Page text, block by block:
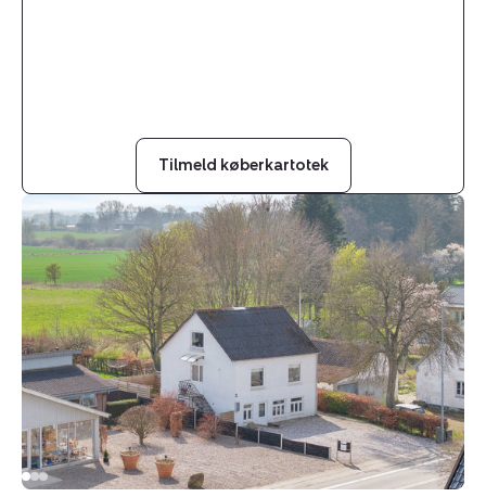
Tilmeld køberkartotek
Villa:
Østergade
11,
Særslev,
5471
Søndersø